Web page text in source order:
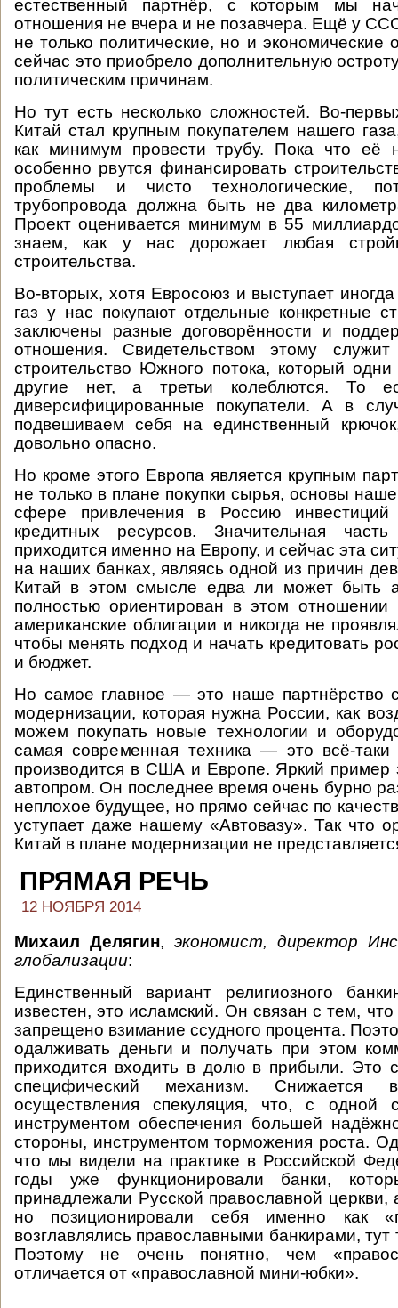
естественный партнёр, с которым мы
отношения не вчера и не позавчера. Ещё у
не только политические, но и экономические
сейчас это приобрело дополнительную
политическим причинам.
Но тут есть несколько сложностей. Во-
Китай стал крупным покупателем нашего
как минимум провести трубу. Пока что её
особенно рвутся финансировать
проблемы и чисто технологические,
трубопровода должна быть не два
Проект оценивается минимум в 55
знаем, как у нас дорожает любая
строительства.
Во-вторых, хотя Евросоюз и выступает
газ у нас покупают отдельные конкретные
заключены разные договорённости и
отношения. Свидетельством этому
строительство Южного потока, который
другие нет, а третьи колеблются. То
диверсифицированные покупатели. А в
подвешиваем себя на единственный
довольно опасно.
Но кроме этого Европа является крупным
не только в плане покупки сырья, основы
сфере привлечения в Россию инвестиций
кредитных ресурсов. Значительная
приходится именно на Европу, и сейчас эта
на наших банках, являясь одной из причин
Китай в этом смысле едва ли может быть
полностью ориентирован в этом
американские облигации и никогда не
чтобы менять подход и начать кредитовать
и бюджет.
Но самое главное — это наше партнёрство
модернизации, которая нужна России, как
можем покупать новые технологии и
самая современная техника — это всё-таки
производится в США и Европе. Яркий пример
автопром. Он последнее время очень бурно
неплохое будущее, но прямо сейчас по
уступает даже нашему «Автовазу». Так что
Китай в плане модернизации не
ПРЯМАЯ РЕЧЬ
12 НОЯБРЯ 2014
Михаил Делягин, экономист, директор
глобализации:
Единственный вариант религиозного
известен, это исламский. Он связан с тем, что
запрещено взимание ссудного процента.
одалживать деньги и получать при этом
приходится входить в долю в прибыли. Это
специфический механизм. Снижается
осуществления спекуляция, что, с одной
инструментом обеспечения большей
стороны, инструментом торможения роста.
что мы видели на практике в Российской
годы уже функционировали банки,
принадлежали Русской православной церкви,
но позиционировали себя именно как
возглавлялись православными банкирами, тут
Поэтому не очень понятно, чем
отличается от «православной мини-юбки».